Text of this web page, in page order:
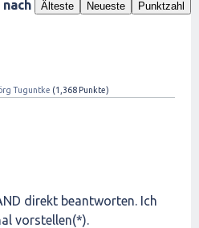
Älteste Neueste Punktzahl
Tuguntke (1,368 Punkte)
direkt beantworten. Ich
vorstellen(*).